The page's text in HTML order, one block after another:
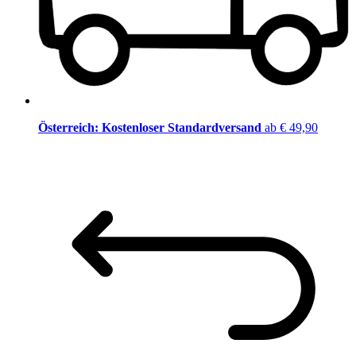
Österreich: Kostenloser Standardversand ab € 49,90